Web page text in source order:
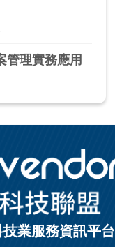
管理實務應用
技業服務資訊平台